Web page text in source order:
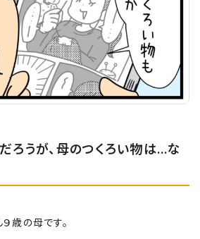
ろうが、母のつくろい物は…な
歳の母です。